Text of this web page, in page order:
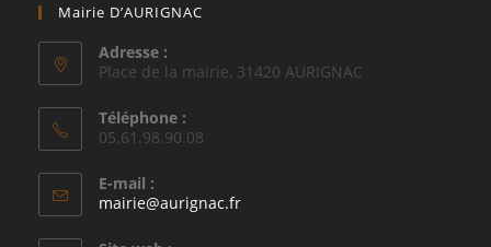
Mairie D’AURIGNAC
Adresse :
Place de la mairie, 31420 AURIGNAC
Téléphone :
05.61.98.90.08
E-mail :
mairie@aurignac.frS’ouvre